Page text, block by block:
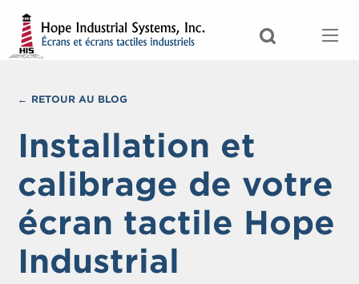
RETOUR AU BLOG
Installation et
calibrage de votre
écran tactile Hope
Industrial